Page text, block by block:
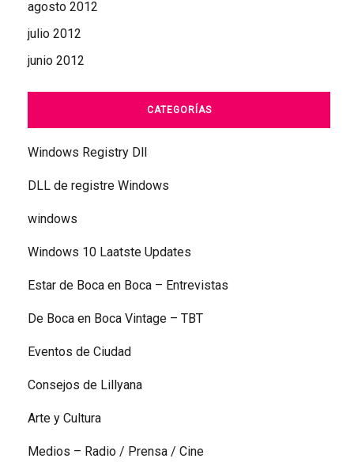
agosto 2012
julio 2012
junio 2012
CATEGORÍAS
Windows Registry Dll
DLL de registre Windows
windows
Windows 10 Laatste Updates
Estar de Boca en Boca – Entrevistas
De Boca en Boca Vintage – TBT
Eventos de Ciudad
Consejos de Lillyana
Arte y Cultura
Medios – Radio / Prensa / Cine